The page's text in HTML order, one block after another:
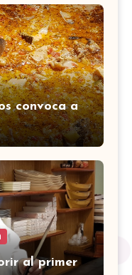
convoca a
al primer